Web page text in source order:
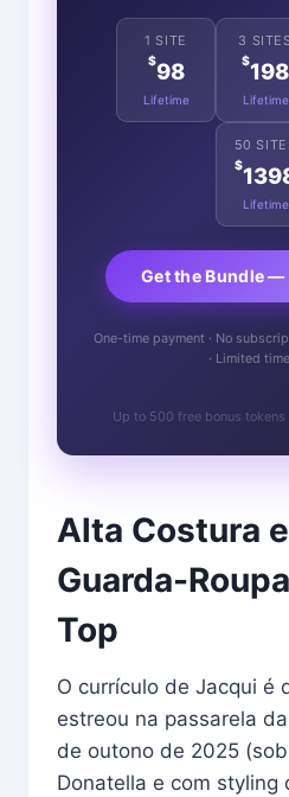
1 SITE
$98
Lifetime
3 SITES
$198
Lifetime
50
$
Lifetime
Get the Bundle —
One-time payment · No
· Limited
Up to 500 free bonus tokens
Alta Costura
Guarda-
Top
O currículo de Jacqui é
estreou na passarela
de outono de 2025
Donatella e com styling